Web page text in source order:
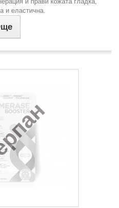
и еластична.